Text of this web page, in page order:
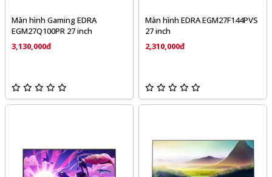
Màn hình Gaming EDRA
EGM27Q100PR 27 inch
3,130,000đ
Màn hình EDRA EGM27F144PVS
27 inch
2,310,000đ